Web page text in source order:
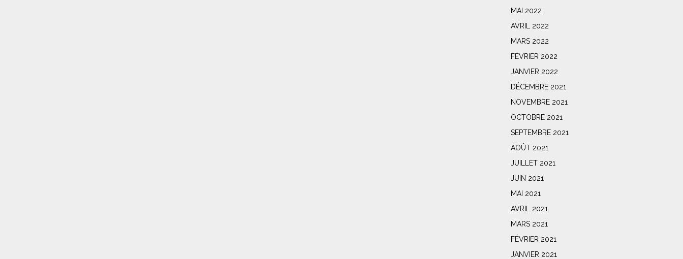
MAI 2022
AVRIL 2022
MARS 2022
FÉVRIER 2022
JANVIER 2022
DÉCEMBRE 2021
NOVEMBRE 2021
OCTOBRE 2021
SEPTEMBRE 2021
AOÛT 2021
JUILLET 2021
JUIN 2021
MAI 2021
AVRIL 2021
MARS 2021
FÉVRIER 2021
JANVIER 2021